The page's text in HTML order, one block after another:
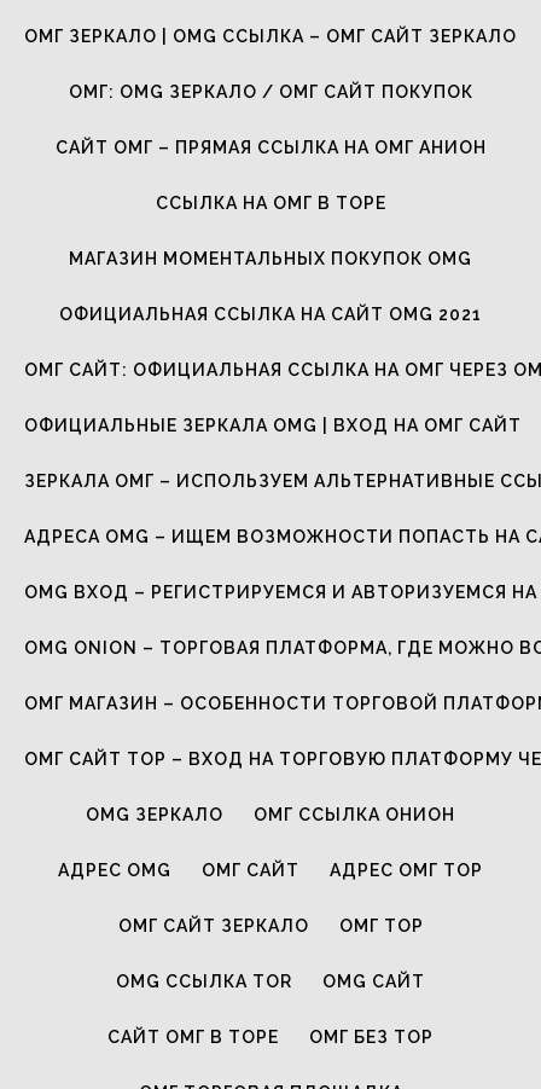
ОМГ ЗЕРКАЛО | OMG ССЫЛКА – ОМГ САЙТ ЗЕРКАЛО
ОМГ: OMG ЗЕРКАЛО / ОМГ САЙТ ПОКУПОК
САЙТ ОМГ – ПРЯМАЯ ССЫЛКА НА ОМГ АНИОН
ССЫЛКА НА ОМГ В ТОРЕ
МАГАЗИН МОМЕНТАЛЬНЫХ ПОКУПОК OMG
ОФИЦИАЛЬНАЯ ССЫЛКА НА САЙТ OMG 2021
ОМГ САЙТ: ОФИЦИАЛЬНАЯ ССЫЛКА НА ОМГ ЧЕРЕЗ
ОФИЦИАЛЬНЫЕ ЗЕРКАЛА OMG | ВХОД НА ОМГ САЙТ
ЗЕРКАЛА ОМГ – ИСПОЛЬЗУЕМ АЛЬТЕРНАТИВНЫЕ
АДРЕСА OMG – ИЩЕМ ВОЗМОЖНОСТИ ПОПАСТЬ НА
OMG ВХОД – РЕГИСТРИРУЕМСЯ И АВТОРИЗУЕМСЯ
OMG ONION – ТОРГОВАЯ ПЛАТФОРМА, ГДЕ МОЖНО
ОМГ МАГАЗИН – ОСОБЕННОСТИ ТОРГОВОЙ
ОМГ САЙТ ТОР – ВХОД НА ТОРГОВУЮ ПЛАТФОРМУ
OMG ЗЕРКАЛО ОМГ ССЫЛКА ОНИОН
АДРЕС OMG ОМГ САЙТ АДРЕС ОМГ ТОР
ОМГ САЙТ ЗЕРКАЛО ОМГ ТОР
OMG ССЫЛКА TOR OMG САЙТ
САЙТ ОМГ В ТОРЕ ОМГ БЕЗ ТОР